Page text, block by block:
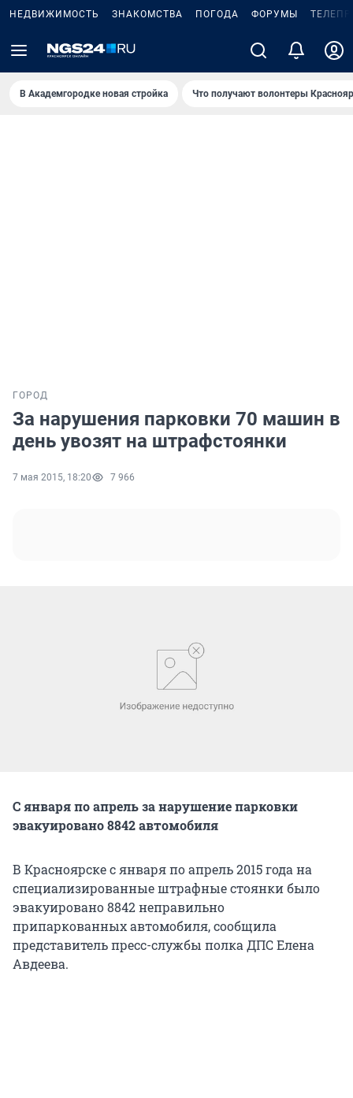
НЕДВИЖИМОСТЬ ЗНАКОМСТВА ПОГОДА ФОРУМЫ
В Академгородке новая стройка Что получают волонтеры
ГОРОД
За нарушения парковки 70 машин в
день увозят на штрафстоянки
7 мая 2015, 18:20 7 966
С января по апрель за нарушение парковки
эвакуировано 8842 автомобиля
В Красноярске с января по апрель 2015 года на
специализированные штрафные стоянки было
эвакуировано 8842 неправильно
припаркованных автомобиля, сообщила
представитель пресс-службы полка ДПС Елена
Авдеева.